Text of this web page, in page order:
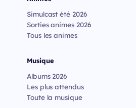
Simulcast été 2026
Sorties animes 2026
Tous les animes
Musique
Albums 2026
Les plus attendus
Toute la musique